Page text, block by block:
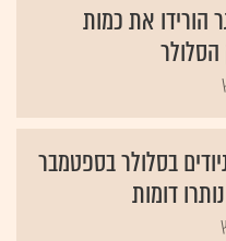
הורידו את כמות
הסלולר
בסלולר בספטמבר
דומות